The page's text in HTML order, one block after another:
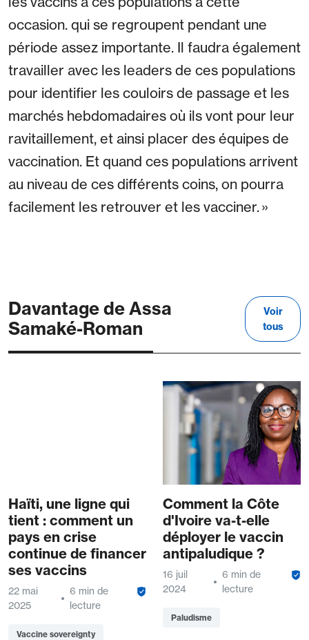
occasion. qui se regroupent pendant une
période assez importante. Il faudra également
travailler avec les leaders de ces populations
pour identifier les couloirs de passage et les
marchés hebdomadaires où ils vont pour leur
ravitaillement, et ainsi placer des équipes de
vaccination. Et quand ces populations arrivent
au niveau de ces différents coins, on pourra
facilement les retrouver et les vacciner. »
Davantage de Assa
Samaké-Roman
Voir
tous
Haïti, une ligne qui
tient : comment un
pays en crise
continue de financer
ses vaccins
22 mai
2025
6 min de
lecture
Vaccine sovereignty
Comment la Côte
d'Ivoire va-t-elle
déployer le vaccin
antipaludique ?
16 juil
2024
6 min de
lecture
Paludisme